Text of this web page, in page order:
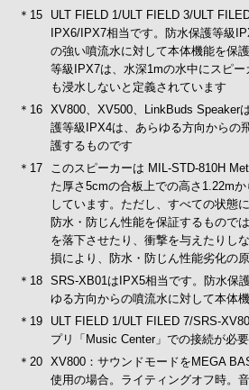
＊15
ULT FIELD 1/ULT FIELD 3/ULT
IPX6/IPX7相当です。防水保護等級
の強い噴流水に対して本体機能を保
等級IPX7は、水深1mの水中にスピ
も浸水しないと定義されています
＊16
XV800、XV500、LinkBuds Speaker
護等級IPX4は、あらゆる方向からの
護するものです
＊17
このスピーカーは MIL-STD-810H
た厚さ5cmの合板上での高さ1.22m
しています。ただし、すべての状態
防水・防じん性能を保証するもので
を落下させたり、衝撃を与えたりし
損により、防水・防じん性能劣化の
＊18
SRS-XB01はIPX5相当です。防水保
ゆる方向からの噴流水に対して本体
＊19
ULT FIELD 1/ULT FILED 7/SRS-
プリ「Music Center」での接続が必
＊20
XV800：サウンドモードをMEGA
使用の場合。ライティングオフ時。